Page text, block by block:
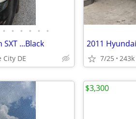
• • • • • •
...Black
City DE
2011
7/25
$3,300